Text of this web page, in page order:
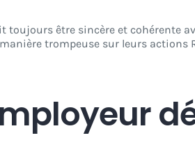
être sincère et cohérente
trompeuse sur leurs actions